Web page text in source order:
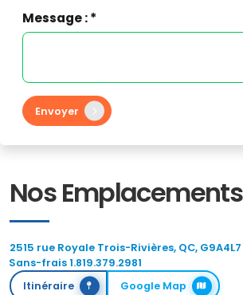
Message : *
Envoyer
Nos Emplacements
2515 rue Royale Trois-Rivières, QC, G9A4L7
Sans-frais 1.819.379.2981
Itinéraire
Google Map